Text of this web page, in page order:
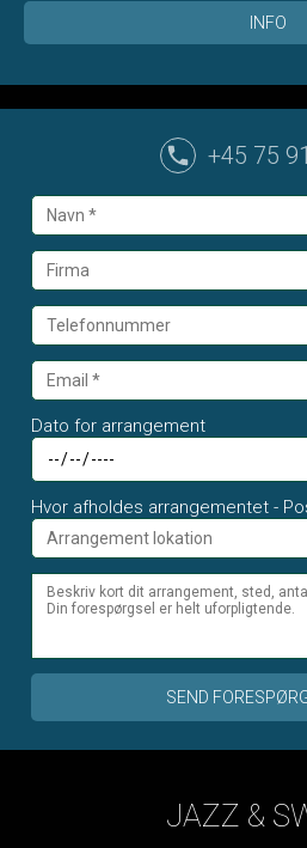
INFO
+45 75
Dato for arrangement
Hvor afholdes arrangementet -
SEND
JAZZ &